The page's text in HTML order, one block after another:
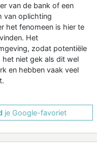
van de bank of een
van oplichting
het fenomeen is hier te
Het
zodat potentiële
niet gek als dit wel
en hebben vaak veel
je Google-favoriet